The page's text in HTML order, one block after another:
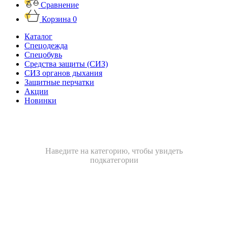
Сравнение
Корзина 0
Каталог
Спецодежда
Спецобувь
Средства защиты (СИЗ)
СИЗ органов дыхания
Защитные перчатки
Акции
Новинки
Наведите на категорию, чтобы увидеть
подкатегории